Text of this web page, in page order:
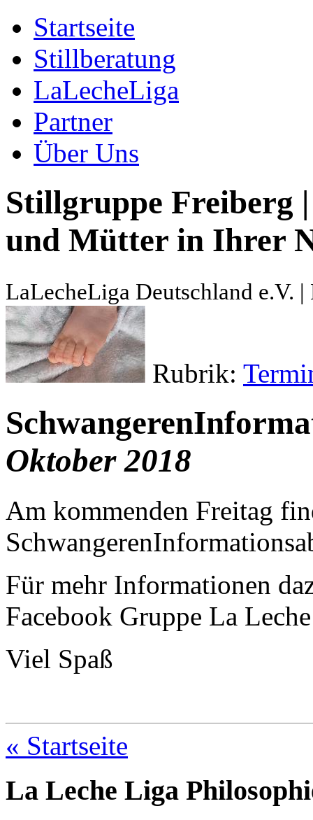
Startseite
Stillberatung
LaLecheLiga
Partner
Über Uns
Stillgruppe Freiberg
und Mütter in Ihrer
LaLecheLiga Deutschland e.V.
Rubrik:
Oktober 2018
Am kommenden Freitag
Für mehr Informationen
Facebook Gruppe La
Viel Spaß
« Startseite
La Leche Liga